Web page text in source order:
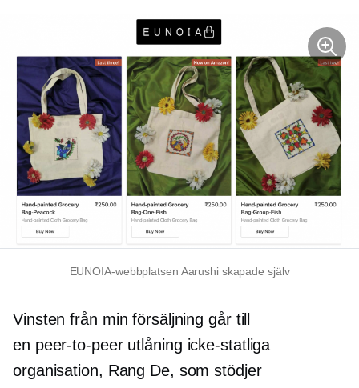
EUNOIA-webbplatsen Aarushi skapade själv
Vinsten från min försäljning går till
en peer-to-peerutlåning icke-statliga
organisation, Rang De, som stödjer